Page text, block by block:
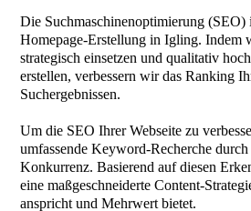
Die Suchmaschinenoptimierung
Homepage-Erstellung in Igling. Indem
strategisch einsetzen und qualitativ
erstellen, verbessern wir das Ranking
Suchergebnissen.
Um die SEO Ihrer Webseite zu
umfassende Keyword-Recherche
Konkurrenz. Basierend auf diesen
eine maßgeschneiderte Content-
anspricht und Mehrwert bietet.